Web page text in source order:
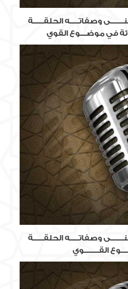
وصفاتــــــه الحلقـــــــة
في موضــــوع القوي
وصفاتــــــه الحلقـــــــة
القــــــــــوي